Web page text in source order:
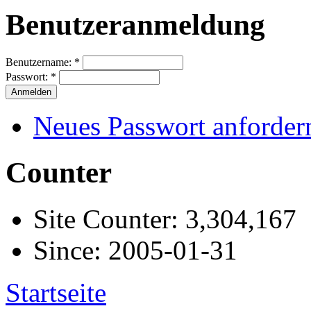
Benutzeranmeldung
Benutzername: *
Passwort: *
Neues Passwort
Counter
Site Counter: 3,304,167
Since: 2005-01-31
Startseite